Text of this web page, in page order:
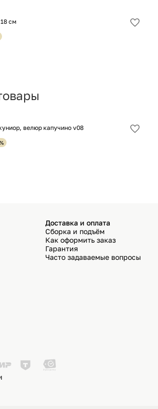
см
велюр капучино v08
Доставка и оплата
Сборка и подъём
Как оформить заказ
Гарантия
Часто задаваемые вопросы